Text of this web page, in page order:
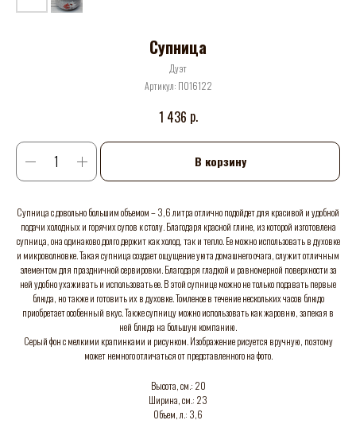
Супница
Дуэт
Артикул: П016122
1 436 р.
В корзину
Супница с довольно большим объемом – 3,6 литра отлично подойдет для красивой и удобной
подачи холодных и горячих супов к столу. Благодаря красной глине, из которой изготовлена
супница, она одинаково долго держит как холод, так и тепло. Ее можно использовать в духовке
и микроволновке. Такая супница создает ощущение уюта домашнего очага, служит отличным
элементом для праздничной сервировки. Благодаря гладкой и равномерной поверхности за
ней удобно ухаживать и использовать ее. В этой супнице можно не только подавать первые
блюда, но также и готовить их в духовке. Томленое в течение нескольких часов блюдо
приобретает особенный вкус. Также супницу можно использовать как жаровню, запекая в
ней блюда на большую компанию.
Серый фон с мелкими крапинками и рисунком. Изображение рисуется вручную, поэтому
может немного отличаться от представленного на фото.
Высота, см.: 20
Ширина, см.: 23
Объем, л.: 3,6